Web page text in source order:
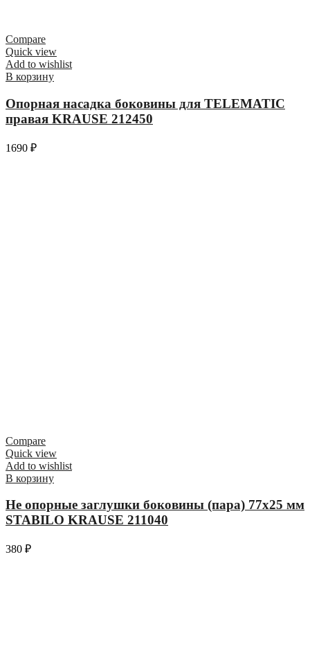
Compare
Quick view
Add to wishlist
В корзину
Опорная насадка боковины для TELEMATIC
правая KRAUSE 212450
1690 ₽
Compare
Quick view
Add to wishlist
В корзину
Не опорные заглушки боковины (пара) 77х25 мм
STABILO KRAUSE 211040
380 ₽